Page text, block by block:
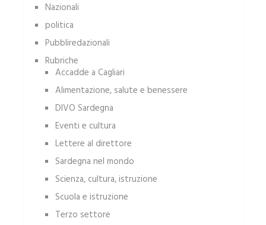
Nazionali
politica
Pubbliredazionali
Rubriche
Accadde a Cagliari
Alimentazione, salute e benessere
DIVO Sardegna
Eventi e cultura
Lettere al direttore
Sardegna nel mondo
Scienza, cultura, istruzione
Scuola e istruzione
Terzo settore